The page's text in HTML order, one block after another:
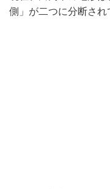
側」が二つに分断され